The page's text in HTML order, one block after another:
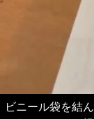
ビニール袋を結